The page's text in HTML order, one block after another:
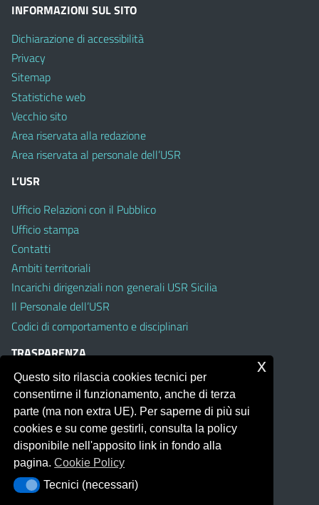
INFORMAZIONI SUL SITO
Dichiarazione di accessibilità
Privacy
Sitemap
Statistiche web
Vecchio sito
Area riservata alla redazione
Area riservata al personale dell’USR
L’USR
Ufficio Relazioni con il Pubblico
Ufficio stampa
Contatti
Ambiti territoriali
Incarichi dirigenziali non generali USR Sicilia
Il Personale dell’USR
Codici di comportamento e disciplinari
TRASPARENZA
Albo on line
Amministrazione Trasparente
Pubblici proclami
PTPCT per le Istituzioni scolastiche della Sicilia
Whistleblowing
Obiettivi di Accessibilità
Questo sito rilascia cookies tecnici per
consentirne il funzionamento, anche di terza
parte (ma non extra UE). Per saperne di più sui
cookies e su come gestirli, consulta la policy
disponibile nell'apposito link in fondo alla
pagina.Cookie Policy
Tecnici (necessari)
Tecnici (necessari)
x